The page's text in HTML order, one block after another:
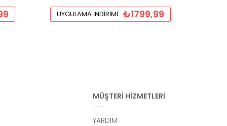
UYGULAMA İNDIRIMI ₺1799,99
MÜŞTERİ HİZMETLERİ
YARDIM